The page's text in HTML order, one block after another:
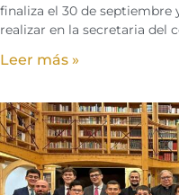
finaliza el 30 de septiembre
realizar en la secretaria del
Leer más »